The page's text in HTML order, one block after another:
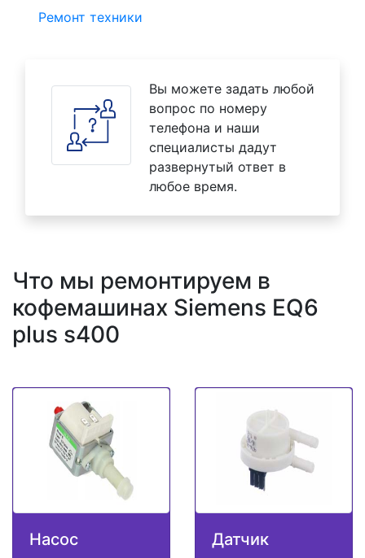
Ремонт техники
Вы можете задать любой
вопрос по номеру
телефона и наши
специалисты дадут
развернутый ответ в
любое время.
Что мы ремонтируем в
кофемашинах Siemens EQ6
plus s400
Насос Датчик